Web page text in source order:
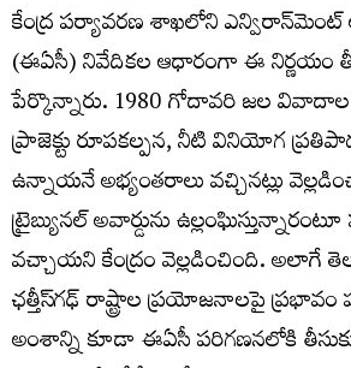
కేంద్ర పర్యావరణ శాఖలోని
(ఈఏసీ) నివేదికల ఆధారంగా ఈ నిర్ణయం
పేర్కొన్నారు. 1980 గోదావరి జల వివాదాల
ప్రాజెక్టు రూపకల్పన, నీటి వినియోగ
ఉన్నాయనే అభ్యంతరాలు వచ్చినట్లు
ట్రైబ్యునల్ అవార్డును
వచ్చాయని కేంద్రం వెల్లడించింది. అలాగే
ఛత్తీస్‌గఢ్ రాష్ట్రాల ప్రయోజనాలపై
అంశాన్ని కూడా ఈఏసీ పరిగణనలోకి